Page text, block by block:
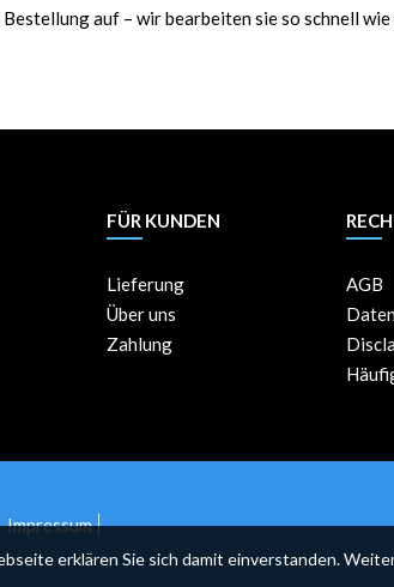
Bestellung auf – wir bearbeiten sie so schnell
FÜR KUNDEN
Lieferung
Über uns
Zahlung
AGB
Impressum
erklären Sie sich damit einverstanden.